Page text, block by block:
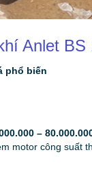
Anlet BS
phổ biến
–
motor công suất